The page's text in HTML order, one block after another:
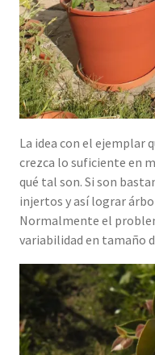
La idea con el ejemplar
crezca lo suficiente en
qué tal son. Si son
injertos y así lograr
Normalmente el
variabilidad en tamaño